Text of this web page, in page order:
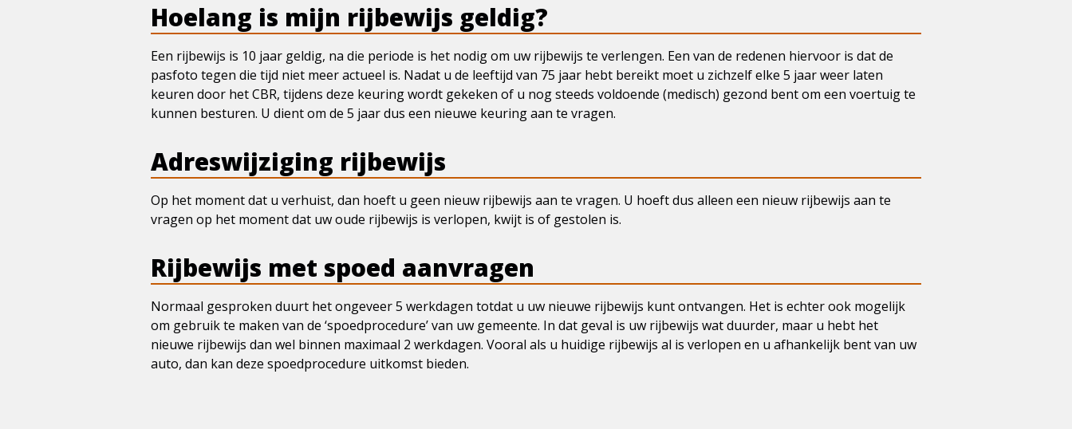
Hoelang is mijn rijbewijs geldig?
Een rijbewijs is 10 jaar geldig, na die periode is het nodig om uw rijbewijs te verlengen. Een van de redenen hiervoor is dat de
pasfoto tegen die tijd niet meer actueel is. Nadat u de leeftijd van 75 jaar hebt bereikt moet u zichzelf elke 5 jaar weer laten
keuren door het CBR, tijdens deze keuring wordt gekeken of u nog steeds voldoende (medisch) gezond bent om een voertuig te
kunnen besturen. U dient om de 5 jaar dus een nieuwe keuring aan te vragen.
Adreswijziging rijbewijs
Op het moment dat u verhuist, dan hoeft u geen nieuw rijbewijs aan te vragen. U hoeft dus alleen een nieuw rijbewijs aan te
vragen op het moment dat uw oude rijbewijs is verlopen, kwijt is of gestolen is.
Rijbewijs met spoed aanvragen
Normaal gesproken duurt het ongeveer 5 werkdagen totdat u uw nieuwe rijbewijs kunt ontvangen. Het is echter ook mogelijk
om gebruik te maken van de ‘spoedprocedure’ van uw gemeente. In dat geval is uw rijbewijs wat duurder, maar u hebt het
nieuwe rijbewijs dan wel binnen maximaal 2 werkdagen. Vooral als u huidige rijbewijs al is verlopen en u afhankelijk bent van uw
auto, dan kan deze spoedprocedure uitkomst bieden.